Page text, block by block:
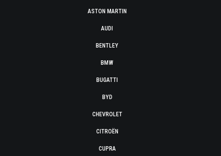
ASTON MARTIN
AUDI
BENTLEY
BMW
BUGATTI
BYD
CHEVROLET
CITROËN
CUPRA